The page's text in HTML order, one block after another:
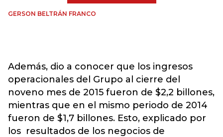
GERSON BELTRÁN FRANCO
Además, dio a conocer que los ingresos
operacionales del Grupo al cierre del
noveno mes de 2015 fueron de $2,2 billones,
mientras que en el mismo periodo de 2014
fueron de $1,7 billones. Esto, explicado por
los resultados de los negocios de